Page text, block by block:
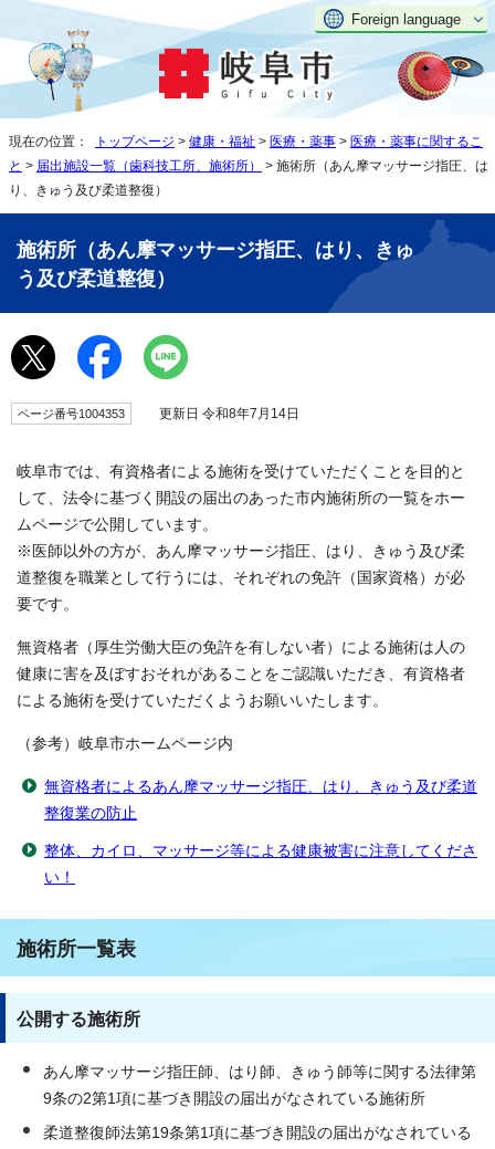
Foreign language
現在の位置： トップページ > 健康・福祉 > 医療・薬事 > 医療・薬事に関するこ
と > 届出施設一覧（歯科技工所、施術所）
> 施術所（あん摩マッサージ指圧、は
り、きゅう及び柔道整復）
施術所（あん摩マッサージ指圧、はり、きゅ
う及び柔道整復）
ページ番号1004353 更新日 令和8年7月14日
岐阜市では、有資格者による施術を受けていただくことを目的と
して、法令に基づく開設の届出のあった市内施術所の一覧をホー
ムページで公開しています。
※医師以外の方が、あん摩マッサージ指圧、はり、きゅう及び柔
道整復を職業として行うには、それぞれの免許（国家資格）が必
要です。
無資格者（厚生労働大臣の免許を有しない者）による施術は人の
健康に害を及ぼすおそれがあることをご認識いただき、有資格者
による施術を受けていただくようお願いいたします。
（参考）岐阜市ホームページ内
無資格者によるあん摩マッサージ指圧、はり、きゅう及び柔道
整復業の防止
整体、カイロ、マッサージ等による健康被害に注意してくださ
い！
施術所一覧表
公開する施術所
あん摩マッサージ指圧師、はり師、きゅう師等に関する法律第
9条の2第1項に基づき開設の届出がなされている施術所
柔道整復師法第19条第1項に基づき開設の届出がなされている